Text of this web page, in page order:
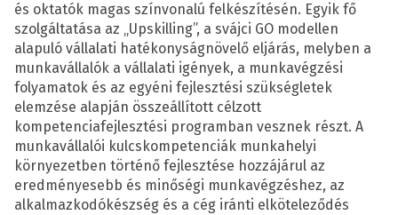
és oktatók magas színvonalú felkészítésén. Egyik fő
szolgáltatása az „Upskilling”, a svájci GO modellen
alapuló vállalati hatékonyságnövelő eljárás, melyben a
munkavállalók a vállalati igények, a munkavégzési
folyamatok és az egyéni fejlesztési szükségletek
elemzése alapján összeállított célzott
kompetenciafejlesztési programban vesznek részt. A
munkavállalói kulcskompetenciák munkahelyi
környezetben történő fejlesztése hozzájárul az
eredményesebb és minőségi munkavégzéshez, az
alkalmazkodókészség és a cég iránti elköteleződés